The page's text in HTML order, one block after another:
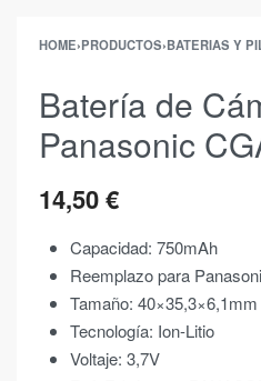
HOME›PRODUCTOS›BATERIAS Y
Batería de
Panasonic
14,50€
Capacidad: 750mAh
Reemplazo para
Tamaño: 40×35,3×6,1mm
Tecnología: Ion-Litio
Voltaje: 3,7V